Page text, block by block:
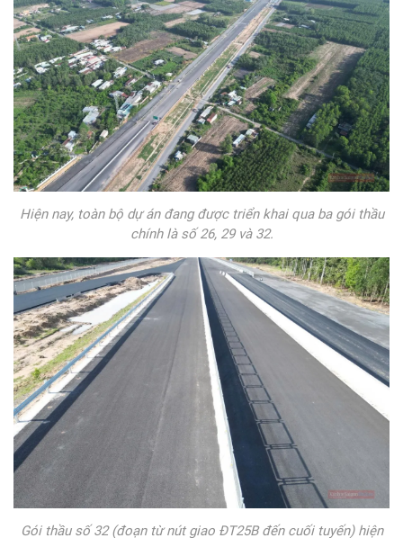
Hiện nay, toàn bộ dự án đang được triển khai qua ba gói thầu
chính là số 26, 29 và 32.
Gói thầu số 32 (đoạn từ nút giao ĐT25B đến cuối tuyến) hiện